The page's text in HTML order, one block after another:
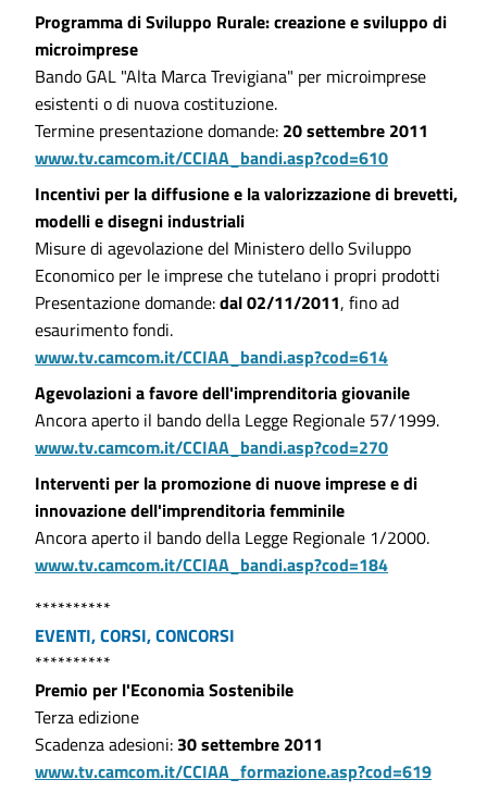
Programma di Sviluppo Rurale: creazione e sviluppo di
microimprese
Bando GAL "Alta Marca Trevigiana" per microimprese
esistenti o di nuova costituzione.
Termine presentazione domande: 20 settembre 2011
www.tv.camcom.it/CCIAA_bandi.asp?cod=610
Incentivi per la diffusione e la valorizzazione di brevetti,
modelli e disegni industriali
Misure di agevolazione del Ministero dello Sviluppo
Economico per le imprese che tutelano i propri prodotti
Presentazione domande:dal 02/11/2011, fino ad
esaurimento fondi.
www.tv.camcom.it/CCIAA_bandi.asp?cod=614
Agevolazioni a favore dell'imprenditoria giovanile
Ancora aperto il bando della Legge Regionale 57/1999.
www.tv.camcom.it/CCIAA_bandi.asp?cod=270
Interventi per la promozione di nuove imprese e di
innovazione dell'imprenditoria femminile
Ancora aperto il bando della Legge Regionale 1/2000.
www.tv.camcom.it/CCIAA_bandi.asp?cod=184
**********
EVENTI, CORSI, CONCORSI
**********
Premio per l'Economia Sostenibile
Terza edizione
Scadenza adesioni: 30 settembre 2011
www.tv.camcom.it/CCIAA_formazione.asp?cod=619